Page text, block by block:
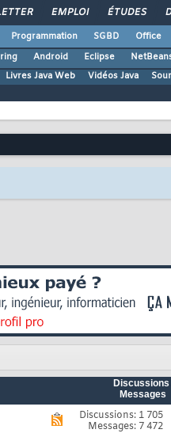
EMPLOI ÉTUDES
Programmation SGBD Office
Android Eclipse
Livres Java Web Vidéos Java
Discussions
Messages
VoirDiscussions: 1 705
Messages: 7 472